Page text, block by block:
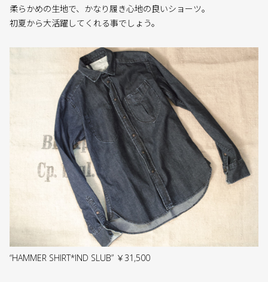
柔らかめの生地で、かなり履き心地の良いショーツ。
初夏から大活躍してくれる事でしょう。
“HAMMER SHIRT*IND SLUB” ￥31,500